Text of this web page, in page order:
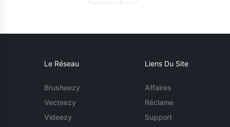
Le Réseau
Brusheezy
Vecteezy
Videezy
Liens Du Site
Affaires
Réclame
Support